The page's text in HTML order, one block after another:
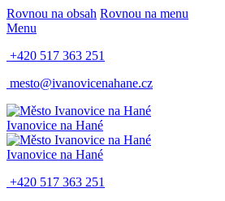
Rovnou na obsah Rovnou na menu
Menu
+420 517 363 251
mesto@ivanovicenahane.cz
Ivanovice na Hané
Ivanovice na Hané
+420 517 363 251